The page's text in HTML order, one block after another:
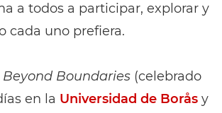
a todos a participar, explorar y
cada uno prefiera.
Beyond Boundaries (celebrado
en la Universidad de Borås y